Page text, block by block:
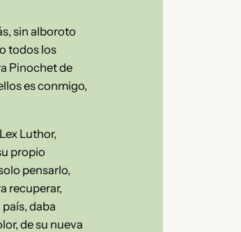
sin alboroto
todos los
Pinochet de
es conmigo,
Luthor,
propio
pensarlo,
recuperar,
daba
de su nueva